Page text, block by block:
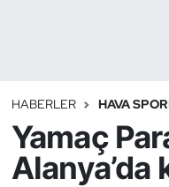
HABERLER HAVA
Yamaç
Alanya’da
Binicilik
Bisiklet